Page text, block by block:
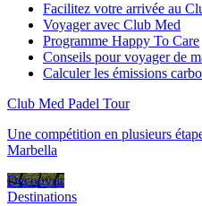
Facilitez votre arrivée au
Voyager avec Club Med
Programme Happy To Care
Conseils pour voyager de
Calculer les émissions
Club Med Padel Tour
Une compétition en plusieurs
Marbella
Découvrir
Destinations